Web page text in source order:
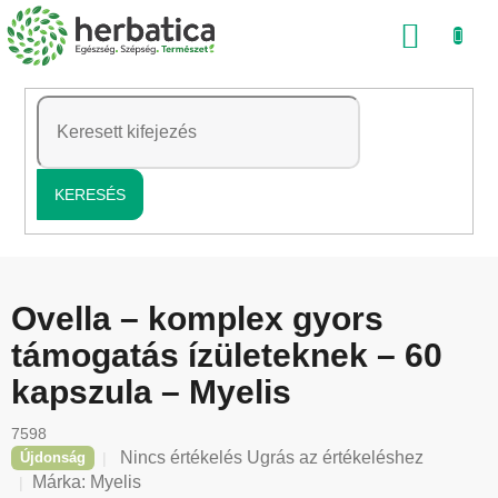
Ugrás
a
tartalomhoz
KERESÉS
Ovella – komplex gyors
támogatás ízületeknek – 60
kapszula – Myelis
7598
Újdonság
A
termék
Nincs értékelés Ugrás az értékeléshez
Márka: Myelis